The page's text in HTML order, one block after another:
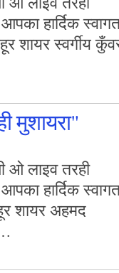
हार्दिक
शायर स्वर्गीय
मुशायरा"
ओ लाइव तरही
हार्दिक
शायर अहमद